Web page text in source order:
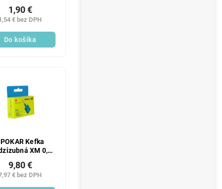
€ bez DPH
1,90 €
Do košíka
Kefka
XM 0,6
€ bez DPH
9,80 €